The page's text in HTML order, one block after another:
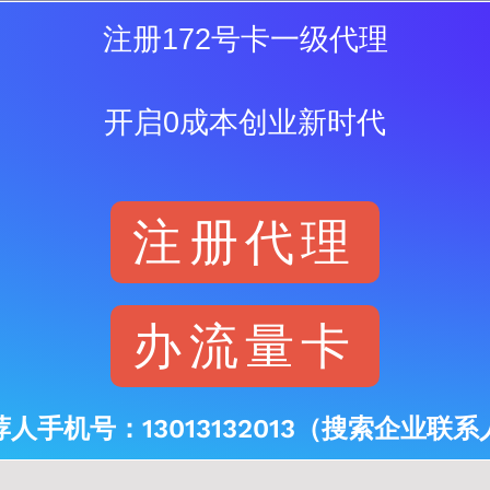
注册172号卡一级代理
开启0成本创业新时代
注册代理
办流量卡
人手机号：13013132013（搜索企业联系